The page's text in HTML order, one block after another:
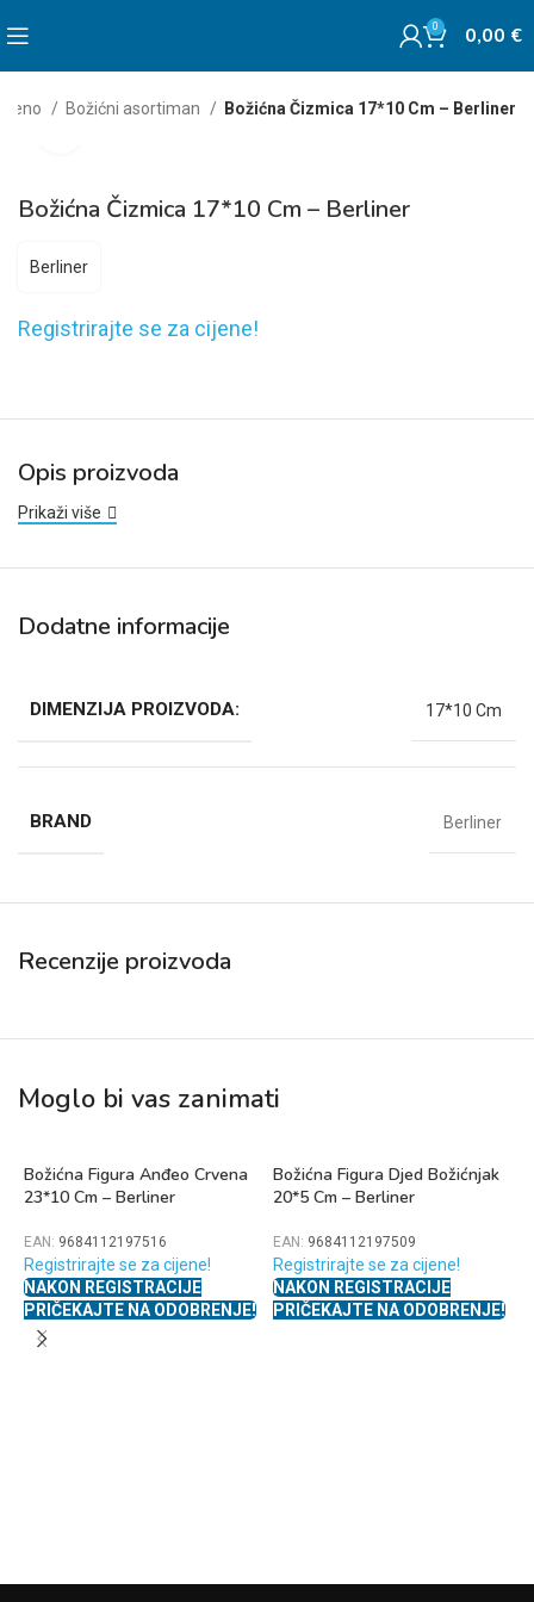
0 0,00 €
Božićni asortiman Božićna Čizmica 17*10 Cm – Berliner
Božićna Čizmica 17*10 Cm – Berliner
Berliner
Registrirajte se za cijene!
Opis proizvoda
Prikaži više
Dodatne informacije
DIMENZIJA PROIZVODA: 17*10 Cm
BRAND Berliner
Recenzije proizvoda
Moglo bi vas zanimati
Božićna Figura Anđeo Crvena
23*10 Cm – Berliner
EAN: 9684112197516
Registrirajte se za cijene!
NAKON REGISTRACIJE
PRIČEKAJTE NA ODOBRENJE!
Božićna Figura Djed Božićnjak
20*5 Cm – Berliner
EAN: 9684112197509
Registrirajte se za cijene!
NAKON REGISTRACIJE
PRIČEKAJTE NA ODOBRENJE!